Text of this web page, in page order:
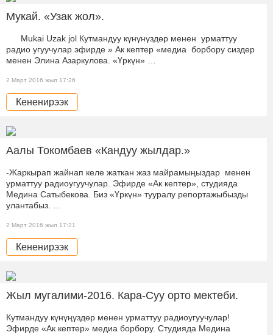
Мукай. «Узак жол».
Mukai Uzak jol Кутмандуу күнүнүздөр менен урматтуу
радио угуучулар эфирде » Ак кептер «медиа борбору сиздер
менен Элина Азаркулова. «Үркүн» …
2 Март 2016 жыл 17:26
Кененирээк
Аалы Токомбаев «Кандуу жылдар.»
-Жаркырап жайнап келе жаткан жаз майрамыңыздар менен
урматтуу радиоугуучулар. Эфирде «Ак кептер», студияда
Медина Сатыбекова. Биз «Үркүн» тууралу репортажыбызды
улантабыз. …
2 Март 2016 жыл 17:21
Кененирээк
Жыл мугалими-2016. Кара-Суу орто мектеби.
Кутмандуу күнүңүздөр менен урматтуу радиоугуучулар!
Эфирде «Ак кептер» медиа борбору. Студияда Медина